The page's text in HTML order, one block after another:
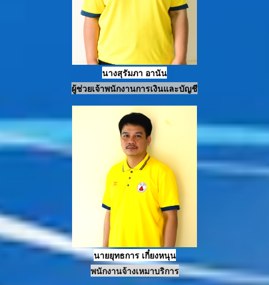
นางสุรัมภา อานัน
ผู้ช่วยเจ้าพนักงานการเงินและบัญชี
นายยุทธการ เกี๋ยงหนุน
พนักงานจ้างเหมาบริการ